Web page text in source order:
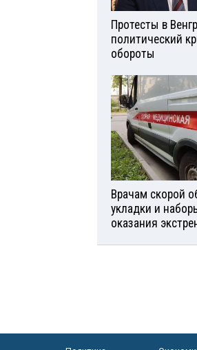
Протесты в
политический
обороты
Врачам скорой
укладки и
оказания